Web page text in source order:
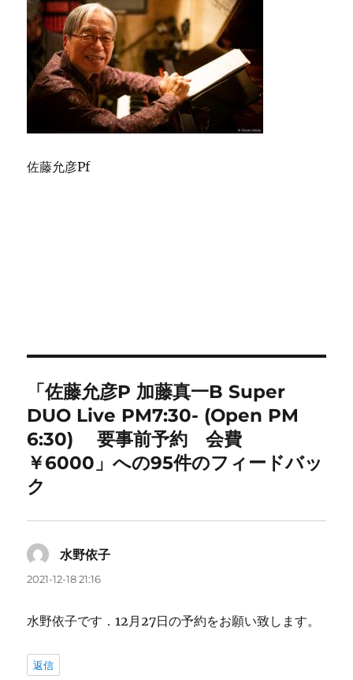
佐藤允彦Pf
「佐藤允彦P 加藤真一B Super
DUO Live PM7:30- (Open PM
6:30) 要事前予約 会費
￥6000」への95件のフィードバッ
ク
水野依子
2021-12-18 21:16
水野依子です．12月27日の予約をお願い致します。
返信